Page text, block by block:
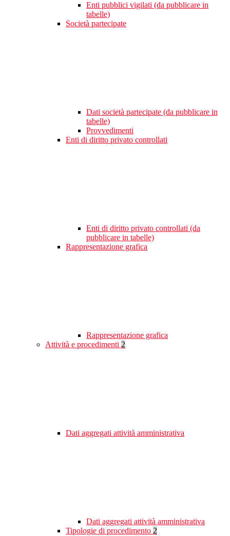
Enti pubblici vigilati (da pubblicare in
tabelle)
Società partecipate
Dati società partecipate (da pubblicare in
tabelle)
Provvedimenti
Enti di diritto privato controllati
Enti di diritto privato controllati (da
pubblicare in tabelle)
Rappresentazione grafica
Rappresentazione grafica
Attività e procedimenti 2
Dati aggregati attività amministrativa
Dati aggregati attività amministrativa
Tipologie di procedimento 2